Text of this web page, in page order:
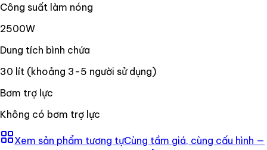
Công suất làm nóng
2500W
Dung tích bình chứa
30 lít (khoảng 3-5 người sử dụng)
Bơm trợ lực
Không có bơm trợ lực
Xem sản phẩm tương tựCùng tầm giá, cùng cấu hình —